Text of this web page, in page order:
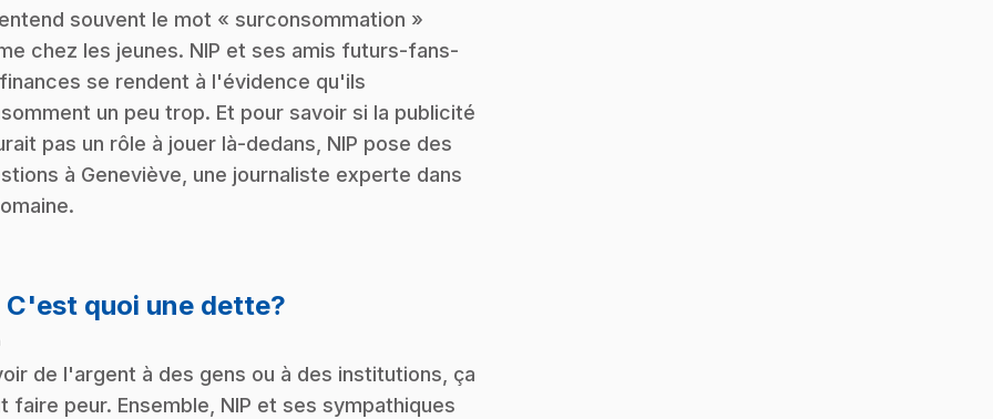
souvent le mot « surconsommation »
chez les jeunes. NIP et ses amis futurs-fans-
se rendent à l'évidence qu'ils
un peu trop. Et pour savoir si la publicité
pas un rôle à jouer là-dedans, NIP pose des
à Geneviève, une journaliste experte dans
C'est quoi une dette?
de l'argent à des gens ou à des institutions, ça
faire peur. Ensemble, NIP et ses sympathiques